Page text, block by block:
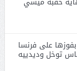
ثالثة بفوزها على فرنسا
توخل وديدييه